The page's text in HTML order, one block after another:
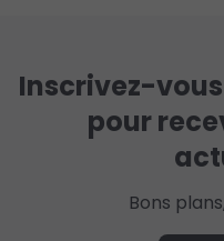
Inscrivez-
pour
Bons